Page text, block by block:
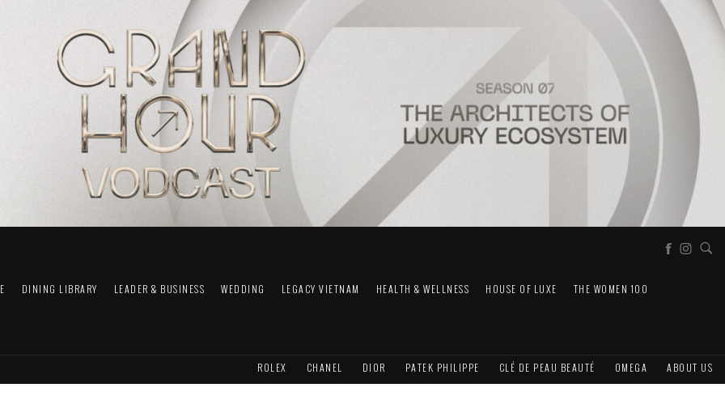
DINING LIBRARY LEADER & BUSINESS WEDDING LEGACY VIETNAM HEALTH & WELLNESS HOUSE OF LUXE THE WOMEN 100
ROLEX CHANEL DIOR PATEK PHILIPPE CLÉ DE PEAU BEAUTÉ OMEGA ABOUT US